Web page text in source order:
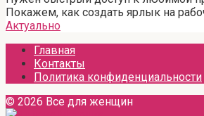
Покажем, как создать ярлык на
Актуально
Главная
Контакты
Политика конфиденциальности
© 2026 Все для женщин